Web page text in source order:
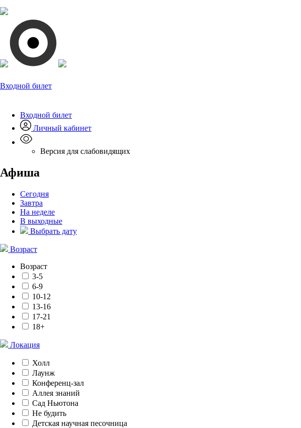
Входной билет
Входной билет
Личный кабинет
Версия для слабовидящих
Афиша
Сегодня
Завтра
На неделе
В выходные
Выбрать дату
Возраст
Возраст
3-5
6-9
10-12
13-16
17-21
18+
Локация
Холл
Лаунж
Конференц-зал
Аллея знаний
Сад Ньютона
Не будить
Детская научная песочница